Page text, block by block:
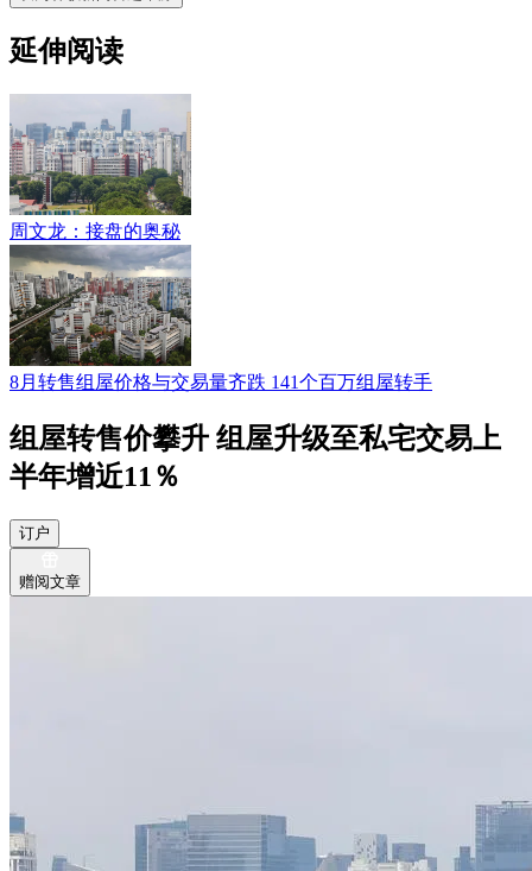
延伸阅读
周文龙：接盘的奥秘
8月转售组屋价格与交易量齐跌 141个百万组屋转手
组屋转售价攀升 组屋升级至私宅交易上
半年增近11％
订户
赠阅文章